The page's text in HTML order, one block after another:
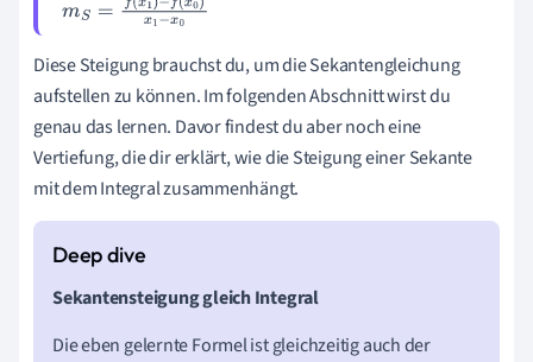
mS= f(x 1)-f(x0)x1-
Diese Steigung brauchst du, um die Sekantengleichung
aufstellen zu können. Im folgenden Abschnitt wirst du
genau das lernen. Davor findest du aber noch eine
Vertiefung, die dir erklärt, wie die Steigung einer Sekante
mit dem Integral zusammenhängt.
Sekantensteigung gleich Integral
Die eben gelernte Formel ist gleichzeitig auch der